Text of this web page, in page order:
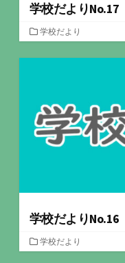
学校だよりNo.17
カ
テ
ゴ
学校だより
学校だよりNo.16
カ
テ
学校だより